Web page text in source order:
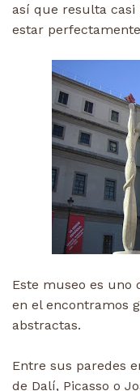
así que resulta casi
estar
Este museo es uno
en el encontramos
abstractas.
Entre sus paredes
de Dalí, Picasso o